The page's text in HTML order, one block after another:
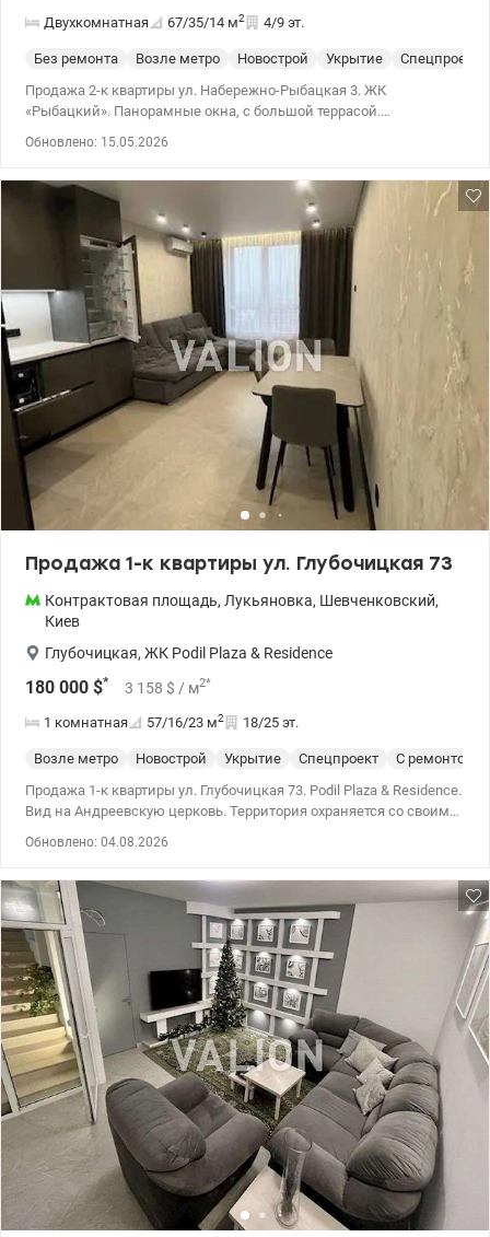
Двухкомнатная 67/35/14 м2 4/9 эт.
Без ремонта Возле метро Новострой Укрытие
Спецпроект
Продажа 2-к квартиры ул. Набережно-Рыбацкая 3. ЖК
«Рыбацкий». Панорамные окна, с большой террасой.
просторный коридор. В доме есть подземный двухуровневый
паркинг, кладовки. 044 200 10 80 valion.ua/1148616
Обновлено: 15.05.2026
Продажа 1-к квартиры ул. Глубочицкая 73
Контрактовая площадь, Лукьяновка, Шевченковский,
Киев
Глубочицкая, ЖК Podil Plaza & Residence
180 000 $* 3 158 $ / м2*
1 комнатная 57/16/23 м2 18/25 эт.
Возле метро Новострой Укрытие Спецпроект
С ремонтом
Продажа 1-к квартиры ул. Глубочицкая 73. Podil Plaza & Residence.
Вид на Андреевскую церковь. Территория охраняется со своим
Обновлено: 04.08.2026